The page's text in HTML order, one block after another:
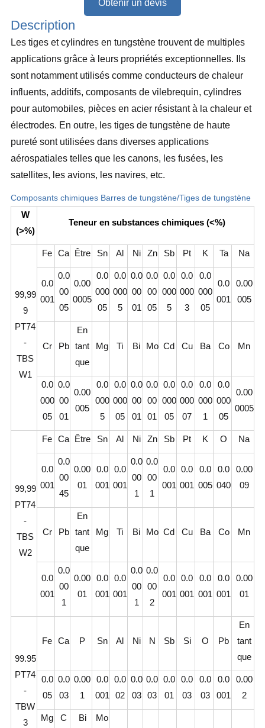
Obtenir un devis
Description
Les tiges et cylindres en tungstène trouvent de multiples
applications grâce à leurs propriétés exceptionnelles. Ils
sont notamment utilisés comme conducteurs de chaleur
influents, additifs, composants de vilebrequin, cylindres
pour automobiles, pièces en acier résistant à la chaleur et
électrodes. En outre, les tiges de tungstène de haute
pureté sont utilisées dans diverses applications
aérospatiales telles que les canons, les fusées, les
satellites, les avions, les navires, etc.
Composants chimiques Barres de tungstène/Tiges de tungstène
W
(>%)
Teneur en substances chimiques (<%)
99,99
9
PT74
-
TBS
W1
Fe Ca Être Sn Al Ni Zn Sb Pt K Ta Na
0.0
001
0.0
00
05
0.00
0005
0.0
000
05
0.0
000
5
0.0
00
01
0.0
00
05
0.0
000
5
0.0
000
3
0.0
000
05
0.0
001
0.00
005
Cr Pb
En
tant
que
Mg Ti Bi Mo Cd Cu Ba Co Mn
0.0
000
05
0.0
00
01
0.00
005
0.0
000
5
0.0
000
05
0.0
00
01
0.0
00
01
0.0
000
05
0.0
000
07
0.0
000
1
0.0
000
05
0.00
0005
99,99
PT74
-
TBS
W2
Fe Ca Être Sn Al Ni Zn Sb Pt K O Na
0.0
001
0.0
00
45
0.00
01
0.0
001
0.0
001
0.0
00
1
0.0
00
1
0.0
001
0.0
001
0.0
005
0.0
040
0.00
09
Cr Pb
En
tant
que
Mg Ti Bi Mo Cd Cu Ba Co Mn
0.0
001
0.0
00
1
0.00
01
0.0
001
0.0
001
0.0
00
1
0.0
00
2
0.0
001
0.0
001
0.0
001
0.0
001
0.00
01
99.95
PT74
-
TBW
3
Fe Ca P Sn Al Ni N Sb Si O Pb
En
tant
que
0.0
05
0.0
03
0.00
1
0.0
001
0.0
02
0.0
03
0.0
03
0.0
01
0.0
03
0.0
03
0.0
001
0.00
2
Mg C Bi Mo